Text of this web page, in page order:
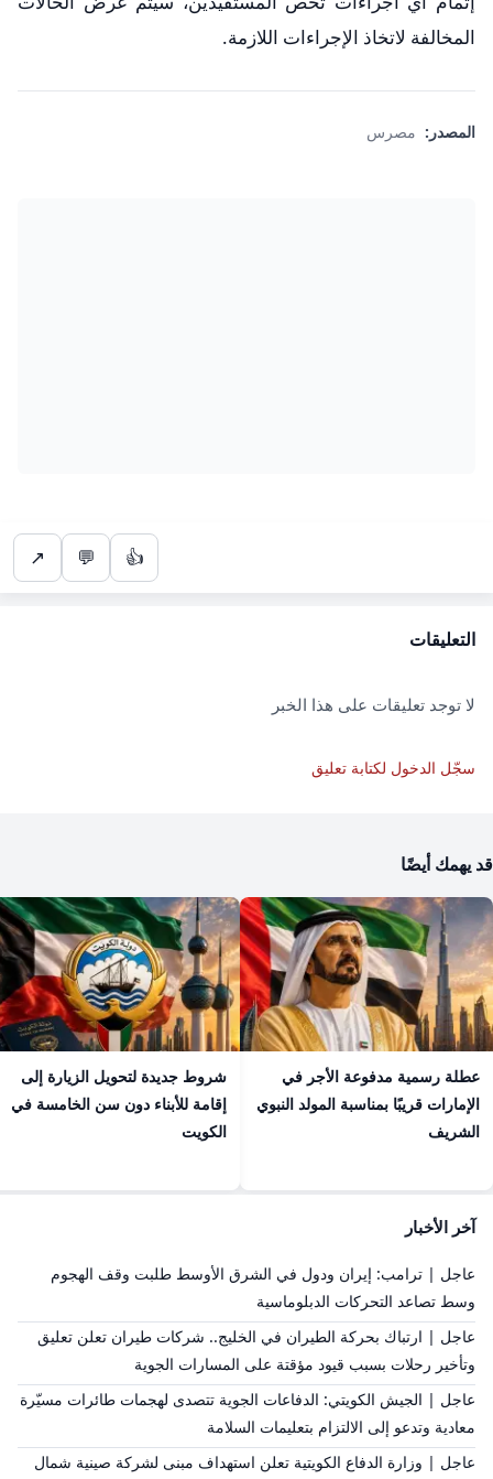
المخالفة لاتخاذ الإجراءات اللازمة.
المصدر: مصرس
👍
💬
↗
التعليقات
لا توجد تعليقات على هذا الخبر
سجّل الدخول لكتابة تعليق
قد يهمك أيضًا
عطلة رسمية مدفوعة الأجر في
الإمارات قريبًا بمناسبة المولد النبوي
الشريف
شروط جديدة لتحويل الزيارة إلى
إقامة للأبناء دون سن الخامسة في
الكويت
آخر الأخبار
عاجل | ترامب: إيران ودول في الشرق الأوسط طلبت وقف الهجوم
وسط تصاعد التحركات الدبلوماسية
عاجل | ارتباك بحركة الطيران في الخليج.. شركات طيران تعلن تعليق
وتأخير رحلات بسبب قيود مؤقتة على المسارات الجوية
عاجل | الجيش الكويتي: الدفاعات الجوية تتصدى لهجمات طائرات مسيّرة
معادية وتدعو إلى الالتزام بتعليمات السلامة
عاجل | وزارة الدفاع الكويتية تعلن استهداف مبنى لشركة صينية شمال